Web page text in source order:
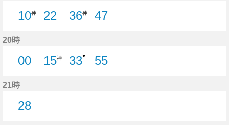
10神
22
36神
47
20時
00
15神
33●
55
21時
28